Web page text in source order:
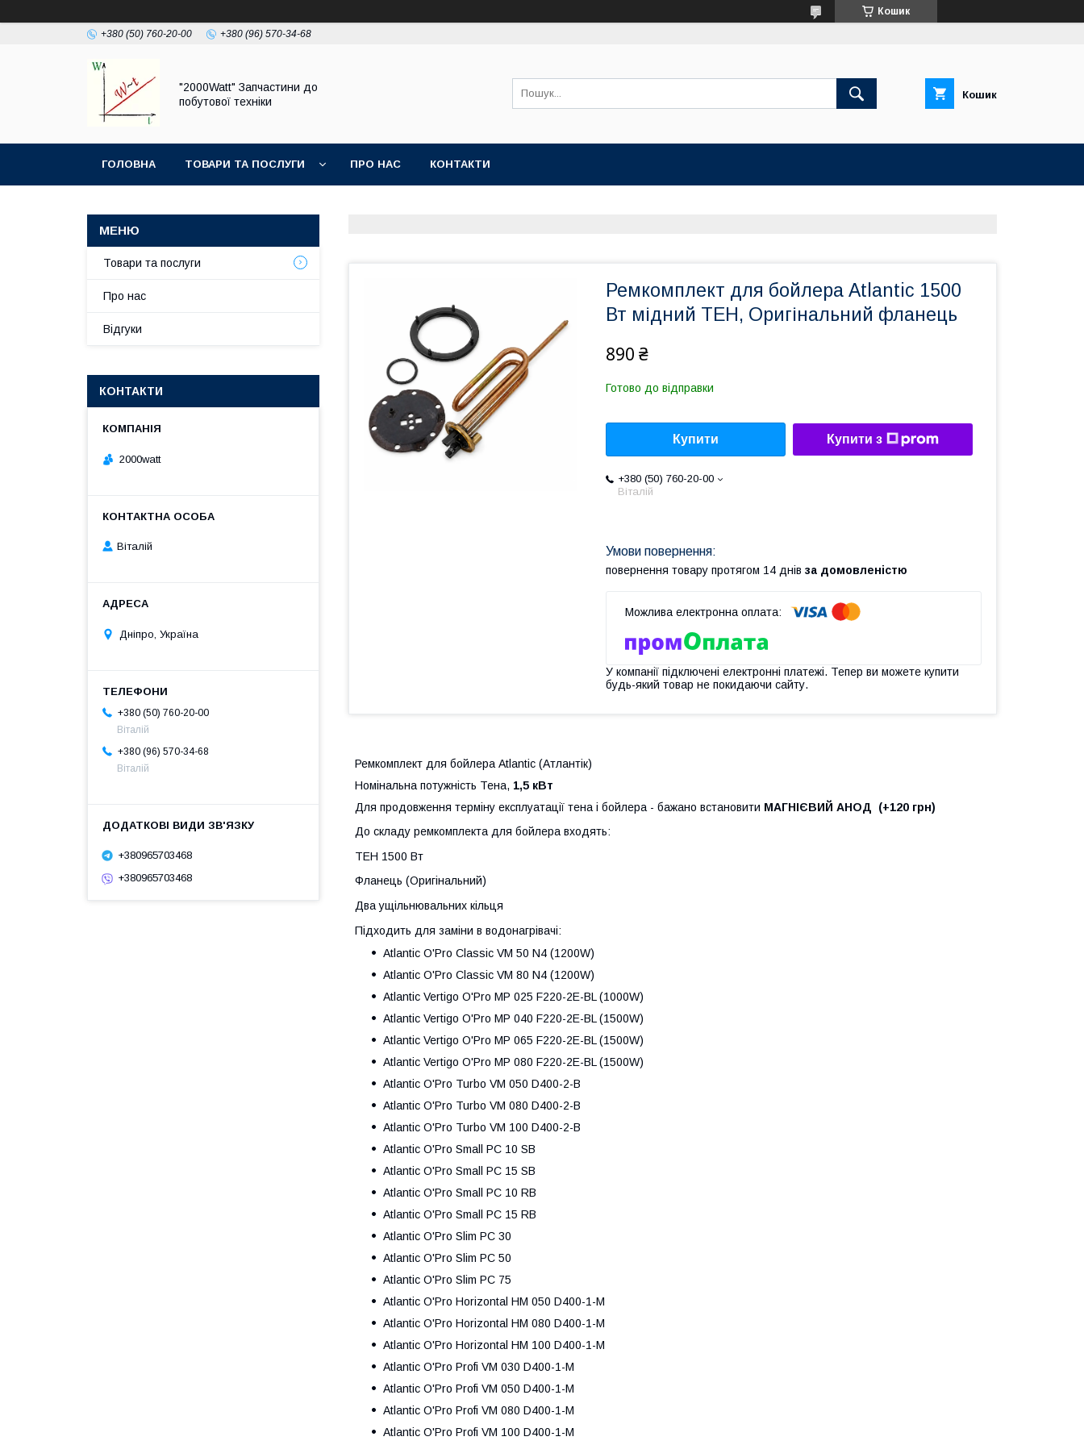
Кошик
+380 (50) 760-20-00 +380 (96) 570-34-68
"2000Watt" Запчастини до
побутової техніки
Кошик
ГОЛОВНА ТОВАРИ ТА ПОСЛУГИ ПРО НАС КОНТАКТИ
Ремкомплект для бойлера Atlantic 1500
Вт мідний ТЕН, Оригінальний фланець
890 ₴
Готово до відправки
Купити Купити з
+380 (50) 760-20-00
Віталій
повернення товару протягом 14 днів за домовленістю
У компанії підключені електронні платежі. Тепер ви можете купити
будь-який товар не покидаючи сайту.
Ремкомплект для бойлера Atlantic (Атлантік)
Номінальна потужність Тена, 1,5 кВт
Для продовження терміну експлуатації тена і бойлера - бажано встановити МАГНІЄВИЙ АНОД
(+120 грн)
До складу ремкомплекта для бойлера входять:
ТЕН 1500 Вт
Фланець (Оригінальний)
Два ущільнювальних кільця
Підходить для заміни в водонагрівачі:
Atlantic O'Pro Classic VM 50 N4 (1200W)
Atlantic O'Pro Classic VM 80 N4 (1200W)
Atlantic Vertigo O'Pro MP 025 F220-2E-BL (1000W)
Atlantic Vertigo O'Pro MP 040 F220-2E-BL (1500W)
Atlantic Vertigo O'Pro MP 065 F220-2E-BL (1500W)
Atlantic Vertigo O'Pro MP 080 F220-2E-BL (1500W)
Atlantic O'Pro Turbo VM 050 D400-2-B
Atlantic O'Pro Turbo VM 080 D400-2-B
Atlantic O'Pro Turbo VM 100 D400-2-B
Atlantic O'Pro Small PC 10 SB
Atlantic O'Pro Small PC 15 ЅВ
Atlantic O'Pro Small PC 10 RB
Atlantic O'Pro Small PC 15 RВ
Atlantic O'Pro Slim PC 30
Atlantic O'Pro Slim PC 50
Atlantic O'Pro Slim PC 75
Atlantic O'Pro Horizontal HM 050 D400-1-M
Atlantic O'Pro Horizontal HM 080 D400-1-M
Atlantic O'Pro Horizontal HM 100 D400-1-M
Atlantic O'Pro Profi VM 030 D400-1-M
Atlantic O'Pro Profi VM 050 D400-1-M
Atlantic O'Pro Profi VM 080 D400-1-M
Atlantic O'Pro Profi VM 100 D400-1-M
Товари та послуги
Про нас
Відгуки
КОНТАКТИ
2000watt
Віталій
Дніпро, Україна
+380 (50) 760-20-00
Віталій
+380 (96) 570-34-68
Віталій
+380965703468
+380965703468